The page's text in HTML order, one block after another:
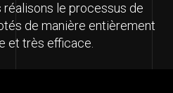
réalisons le processus de
de manière entièrement
et très efficace.